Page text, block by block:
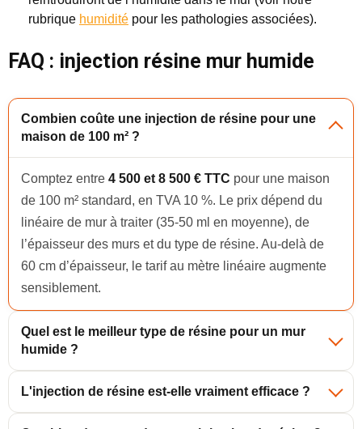
rubrique humidité pour les pathologies associées).
FAQ : injection résine mur humide
Combien coûte une injection de résine pour une
maison de 100 m² ?
Comptez entre 4 500 et 8 500 € TTC pour une maison
de 100 m² standard, en TVA 10 %. Le prix dépend du
linéaire de mur à traiter (35-50 ml en moyenne), de
l’épaisseur des murs et du type de résine. Au-delà de
60 cm d’épaisseur, le tarif au mètre linéaire augmente
sensiblement.
Quel est le meilleur type de résine pour un mur
humide ?
L'injection de résine est-elle vraiment efficace ?